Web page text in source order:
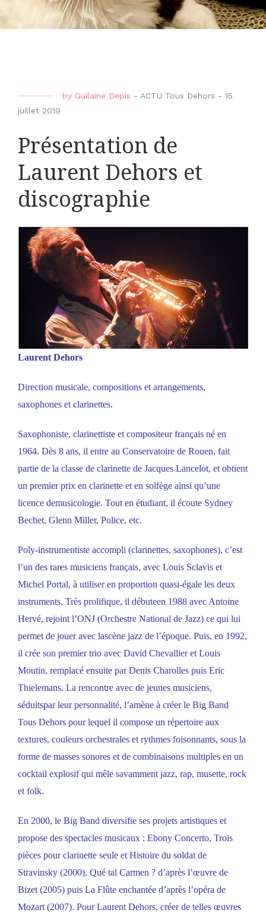
by Guilaine Depis - ACTU Tous Dehors - 15
juillet 2019
Présentation de
Laurent Dehors et
discographie
Laurent Dehors
Direction musicale, compositions et arrangements,
saxophones et clarinettes.
Saxophoniste, clarinettiste et compositeur français né en
1964. Dès 8 ans, il entre au Conservatoire de Rouen, fait
partie de la classe de clarinette de Jacques Lancelot, et obtient
un premier prix en clarinette et en solfège ainsi qu’une
licence demusicologie. Tout en étudiant, il écoute Sydney
Bechet, Glenn Miller, Police, etc.
Poly-instrumentiste accompli (clarinettes, saxophones), c’est
l’un des rares musiciens français, avec Louis Sclavis et
Michel Portal, à utiliser en proportion quasi-égale les deux
instruments. Très prolifique, il débuteen 1988 avec Antoine
Hervé, rejoint l’ONJ (Orchestre National de Jazz) ce qui lui
permet de jouer avec lascène jazz de l’époque. Puis, en 1992,
il crée son premier trio avec David Chevallier et Louis
Moutin, remplacé ensuite par Denis Charolles puis Eric
Thielemans. La rencontre avec de jeunes musiciens,
séduitspar leur personnalité, l’amène à créer le Big Band
Tous Dehors pour lequel il compose un répertoire aux
textures, couleurs orchestrales et rythmes foisonnants, sous la
forme de masses sonores et de combinaisons multiples en un
cocktail explosif qui mêle savamment jazz, rap, musette, rock
et folk.
En 2000, le Big Band diversifie ses projets artistiques et
propose des spectacles musicaux : Ebony Concerto, Trois
pièces pour clarinette seule et Histoire du soldat de
Stravinsky (2000), Qué tal Carmen ? d’après l’œuvre de
Bizet (2005) puis La Flûte enchantée d’après l’opéra de
Mozart (2007). Pour Laurent Dehors, créer de telles œuvres